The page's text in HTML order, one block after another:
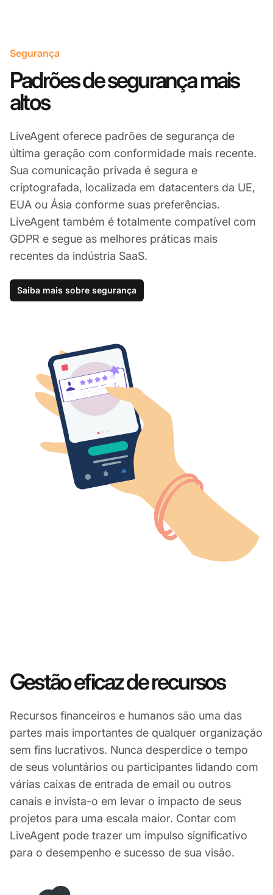
Segurança
Padrões de segurança mais
altos
LiveAgent oferece padrões de segurança de
última geração com conformidade mais recente.
Sua comunicação privada é segura e
criptografada, localizada em datacenters da UE,
EUA ou Ásia conforme suas preferências.
LiveAgent também é totalmente compatível com
GDPR e segue as melhores práticas mais
recentes da indústria SaaS.
Saiba mais sobre segurança
Gestão eficaz de recursos
Recursos financeiros e humanos são uma das
partes mais importantes de qualquer organização
sem fins lucrativos. Nunca desperdice o tempo
de seus voluntários ou participantes lidando com
várias caixas de entrada de email ou outros
canais e invista-o em levar o impacto de seus
projetos para uma escala maior. Contar com
LiveAgent pode trazer um impulso significativo
para o desempenho e sucesso de sua visão.